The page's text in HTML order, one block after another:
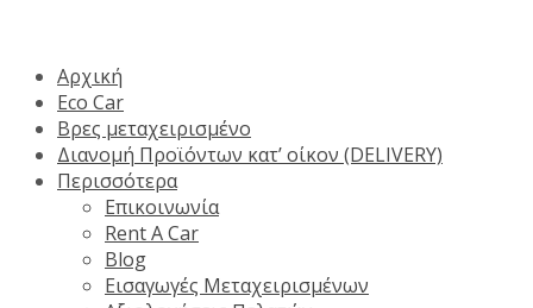
Αρχική
Eco Car
Βρες μεταχειρισμένο
Διανομή Προϊόντων κατ’ οίκον (DELIVERY)
Περισσότερα
Επικοινωνία
Rent A Car
Blog
Εισαγωγές Μεταχειρισμένων